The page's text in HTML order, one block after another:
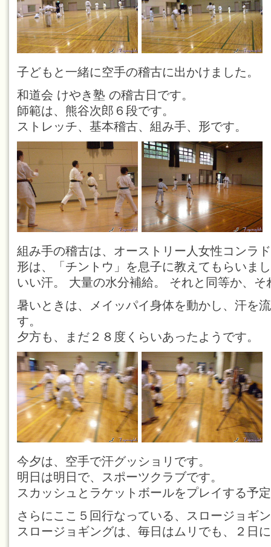
子どもと一緒に空手の稽古に出かけました。
和道会 けやき塾 の稽古日です。
師範は、熊谷次郎６段です。
ストレッチ、基本稽古、組み手、形です。
組み手の稽古は、オーストリー人女性コンラ
形は、「チントウ」を息子に教えてもらいま
いい汗。 大量の水分補給。 それと同等か、
暑いときは、メイッパイ身体を動かし、汗を
す。
夕方も、まだ２８度くらいあったようです。
今夕は、空手で汗グッショリです。
明日は明日で、スポーツクラブです。
スカッシュとラケットボールをプレイする予
さらにここ５回行なっている、スロージョギ
スロージョギングは、毎日はムリでも、２日